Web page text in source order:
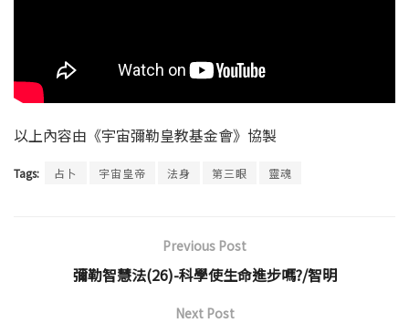
以上內容由《宇宙彌勒皇教基金會》協製
Tags: 占卜 宇宙皇帝 法身 第三眼 靈魂
Previous Post
彌勒智慧法(26)-科學使生命進步嗎?/智明
Next Post